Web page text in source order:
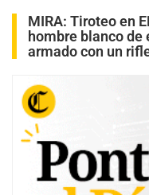
MIRA: Tiroteo en
hombre blanco de
armado con un